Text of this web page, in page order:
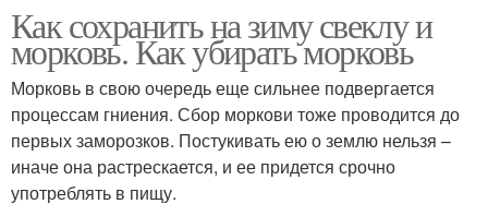
Как сохранить на зиму свеклу и
морковь. Как убирать морковь
Морковь в свою очередь еще сильнее подвергается
процессам гниения. Сбор моркови тоже проводится до
первых заморозков. Постукивать ею о землю нельзя –
иначе она растрескается, и ее придется срочно
употреблять в пищу.